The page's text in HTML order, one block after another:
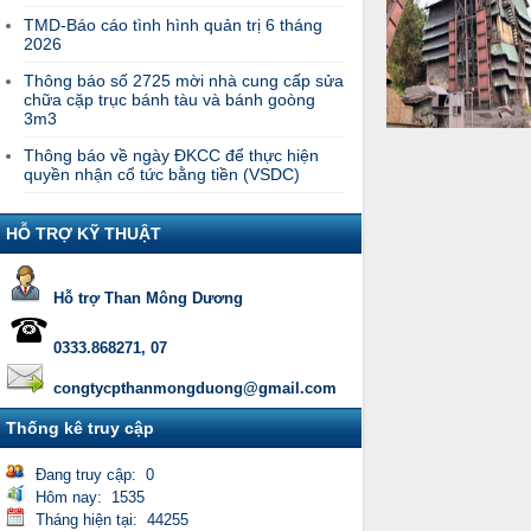
TMD-Báo cáo tình hình quản trị 6 tháng
2026
Thông báo số 2725 mời nhà cung cấp sửa
chữa cặp trục bánh tàu và bánh goòng
3m3
Thông báo về ngày ĐKCC để thực hiện
quyền nhận cổ tức bằng tiền (VSDC)
HỖ TRỢ KỸ THUẬT
Hỗ trợ Than Mông Dương
0333.868271, 07
congtycpthanmongduong@gmail.com
Thống kê truy cập
Đang truy cập: 0
Hôm nay: 1535
Tháng hiện tại: 44255